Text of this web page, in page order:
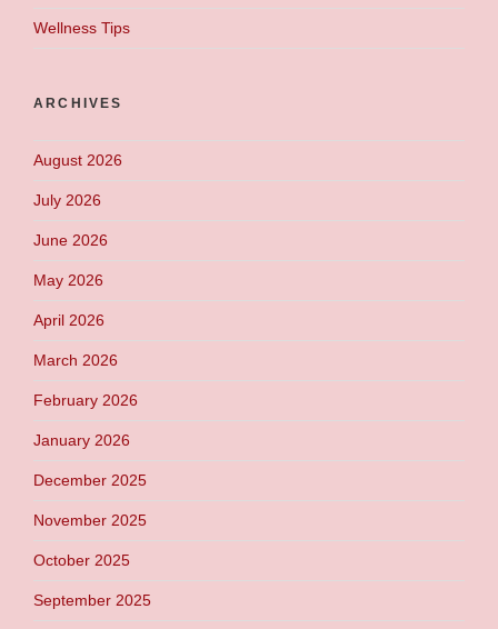
Wellness Tips
ARCHIVES
August 2026
July 2026
June 2026
May 2026
April 2026
March 2026
February 2026
January 2026
December 2025
November 2025
October 2025
September 2025